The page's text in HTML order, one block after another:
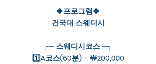
🍀프로그램🍀
건국대 스웨디시
┌─ 스웨디시코스 ─┐
1️⃣A코스(60분) - ￦200,000